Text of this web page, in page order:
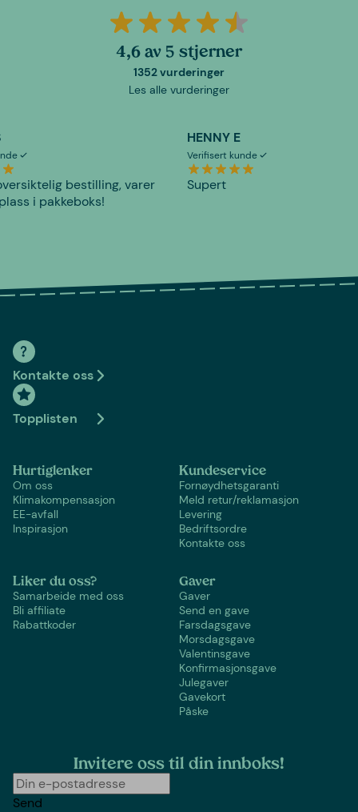
4,6 av 5 stjerner
1352 vurderinger
Les alle vurderinger
bestilling, varer
i pakkeboks!
HENNY E
Verifisert kunde
Supert
Kontakte oss
Topplisten
Hurtiglenker
Om oss
Klimakompensasjon
EE-avfall
Inspirasjon
Kundeservice
Fornøydhetsgaranti
Meld retur/reklamasjon
Levering
Bedriftsordre
Kontakte oss
Liker du oss?
Samarbeide med oss
Bli affiliate
Rabattkoder
Gaver
Gaver
Send en gave
Farsdagsgave
Morsdagsgave
Valentinsgave
Konfirmasjonsgave
Julegaver
Gavekort
Påske
Invitere oss til din innboks!
Send